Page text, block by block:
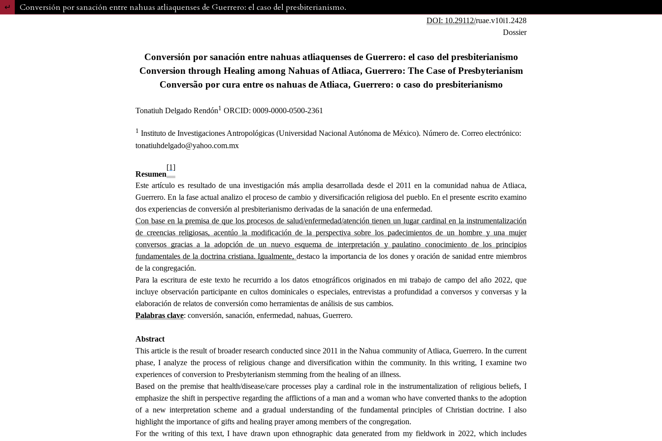
Volver a los detalles del artículo
Conversión por sanación entre nahuas atliaquenses de Guerrero: el caso del presbiterianismo.